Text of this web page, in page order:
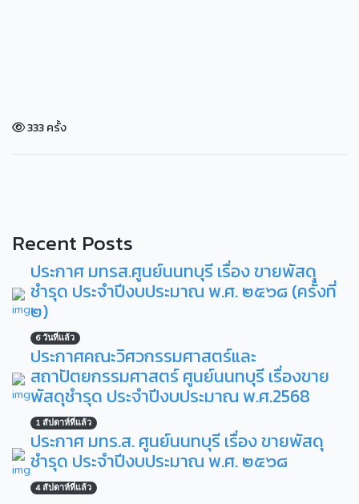
333 ครั้ง
Recent Posts
ประกาศ มทรส.ศูนย์นนทบุรี เรื่อง ขายพัสดุ
ชำรุด ประจำปีงบประมาณ พ.ศ. ๒๕๖๘ (ครั้งที่
๒)
6 วันที่แล้ว
ประกาศคณะวิศวกรรมศาสตร์และ
สถาปัตยกรรมศาสตร์ ศูนย์นนทบุรี เรื่องขาย
พัสดุชำรุด ประจำปีงบประมาณ พ.ศ.2568
1 สัปดาห์ที่แล้ว
ประกาศ มทร.ส. ศูนย์นนทบุรี เรื่อง ขายพัสดุ
ชำรุด ประจำปีงบประมาณ พ.ศ. ๒๕๖๘
4 สัปดาห์ที่แล้ว